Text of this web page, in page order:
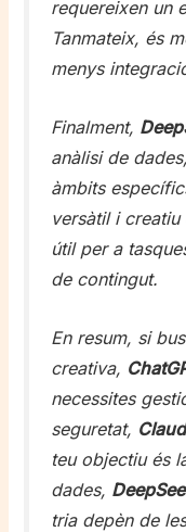
requereixen un
Tanmateix, és
menys
Finalment,
anàlisi de
àmbits
versàtil i
útil per a
de contingut.
En resum, si
creativa,
necessites
seguretat,
teu objectiu és
dades,
tria depèn de